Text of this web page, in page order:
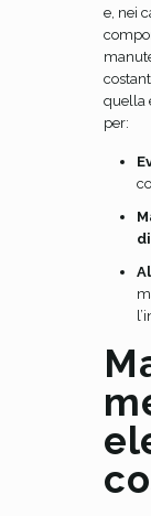
e, nei
quella
per: